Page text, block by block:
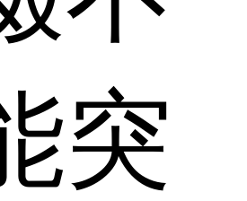
突